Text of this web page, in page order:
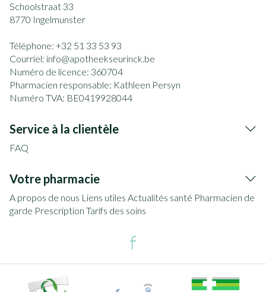
Schoolstraat 33
8770 Ingelmunster
Téléphone: +32 51 33 53 93
Courriel: info@apotheekseurinck.be
Numéro de licence: 360704
Pharmacien responsable: Kathleen Persyn
Numéro TVA: BE0419928044
Service à la clientèle
FAQ
Votre pharmacie
A propos de nous Liens utiles Actualités santé Pharmacien de
garde Prescription Tarifs des soins